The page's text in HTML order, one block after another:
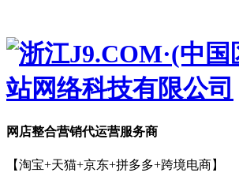
网店整合营销代运营服务商
【淘宝+天猫+京东+拼多多+跨境电商】